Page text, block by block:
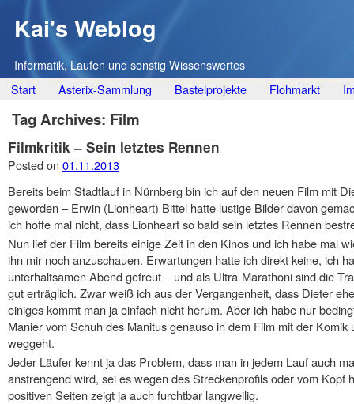
Kai's Weblog
Informatik, Laufen und sonstig Wissenswertes
Main menu
Skip
to
content
Start Asterix-Sammlung Bastelprojekte Flohmarkt
Tag Archives: Film
Filmkritik – Sein letztes Rennen
Posted on 01.11.2013
Bereits beim Stadtlauf in Nürnberg bin ich auf den neuen Film mit
geworden – Erwin (Lionheart) Bittel hatte lustige Bilder davon
ich hoffe mal nicht, dass Lionheart so bald sein letztes Rennen
Nun lief der Film bereits einige Zeit in den Kinos und ich habe mal
ihn mir noch anzuschauen. Erwartungen hatte ich direkt keine, ich
unterhaltsamen Abend gefreut – und als Ultra-Marathoni sind die
gut erträglich. Zwar weiß ich aus der Vergangenheit, dass Dieter
einiges kommt man ja einfach nicht herum. Aber ich habe nur
Manier vom Schuh des Manitus genauso in dem Film mit der
weggeht.
Jeder Läufer kennt ja das Problem, dass man in jedem Lauf auch
anstrengend wird, sei es wegen des Streckenprofils oder vom Kopf
positiven Seiten zeigt ja auch furchtbar langweilig.